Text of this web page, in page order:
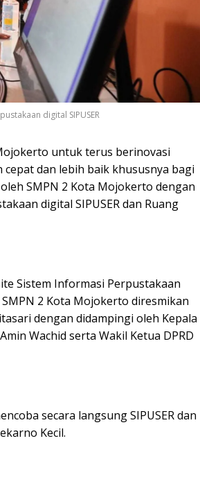
digital SIPUSER
untuk terus berinovasi
dan lebih baik khususnya bagi
SMPN 2 Kota Mojokerto dengan
digital SIPUSER dan Ruang
Sistem Informasi Perpustakaan
SMPN 2 Kota Mojokerto diresmikan
dengan didampingi oleh Kepala
Wachid serta Wakil Ketua DPRD
secara langsung SIPUSER dan
Kecil.